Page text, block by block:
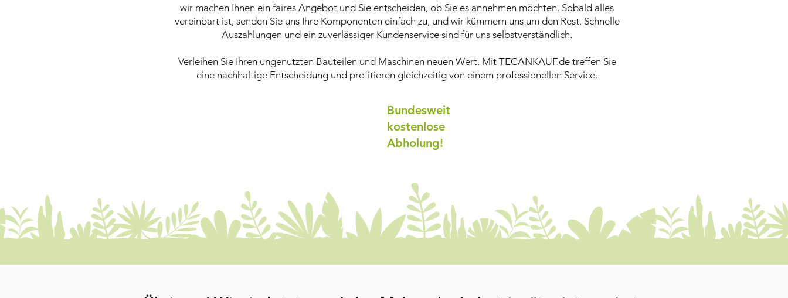
wir machen Ihnen ein faires Angebot und Sie entscheiden, ob Sie es annehmen möchten. Sobald alles
vereinbart ist, senden Sie uns Ihre Komponenten einfach zu, und wir kümmern uns um den Rest. Schnelle
Auszahlungen und ein zuverlässiger Kundenservice sind für uns selbstverständlich.
Verleihen Sie Ihren ungenutzten Bauteilen und Maschinen neuen Wert. Mit TECANKAUF.de treffen Sie
eine nachhaltige Entscheidung und profitieren gleichzeitig von einem professionellen Service.
Bundesweit
kostenlose
Abholung!